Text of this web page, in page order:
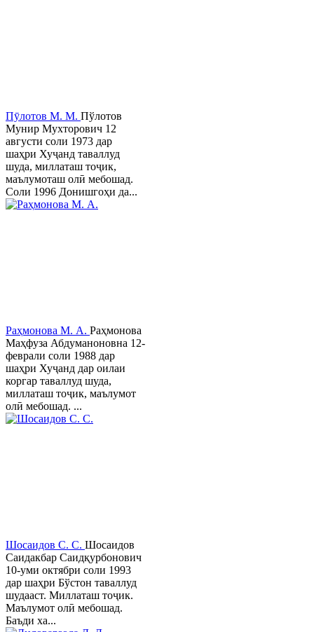
Пӯлотов М. М. Пўлотов
Мунир Мухторович 12
августи соли 1973 дар
шаҳри Хуҷанд таваллуд
шуда, миллаташ тоҷик,
маълумоташ олӣ мебошад.
Соли 1996 Донишгоҳи да...
Раҳмонова М. А. Раҳмонова
Маҳфуза Абдуманоновна 12-
феврали соли 1988 дар
шаҳри Хуҷанд дар оилаи
коргар таваллуд шуда,
миллаташ тоҷик, маълумот
олӣ мебошад. ...
Шосаидов С. С. Шосаидов
Саидакбар Саидқурбонович
10-уми октябри соли 1993
дар шаҳри Бўстон таваллуд
шудааст. Миллаташ тоҷик.
Маълумот олӣ мебошад.
Баъди ха...